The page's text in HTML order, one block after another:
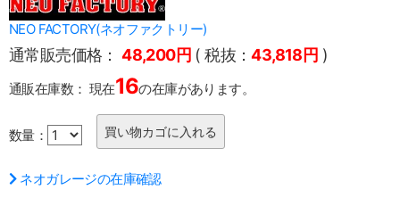
NEO FACTORY(ネオファクトリー)
通常販売価格： 48,200円 ( 税抜：43,818円 )
通販在庫数： 現在16の在庫があります。
数量：
ネオガレージの在庫確認